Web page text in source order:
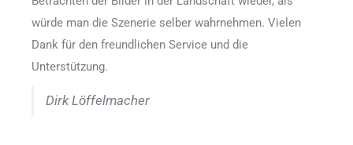
würde man die Szenerie selber wahrnehmen. Vielen
Dank für den freundlichen Service und die
Unterstützung.
Dirk Löffelmacher